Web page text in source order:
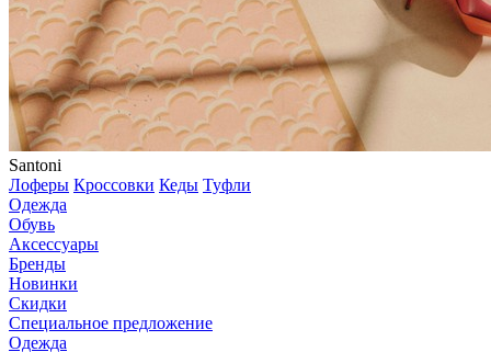
Santoni
Лоферы Кроссовки Кеды Туфли
Одежда
Обувь
Аксессуары
Бренды
Новинки
Скидки
Специальное предложение
Одежда